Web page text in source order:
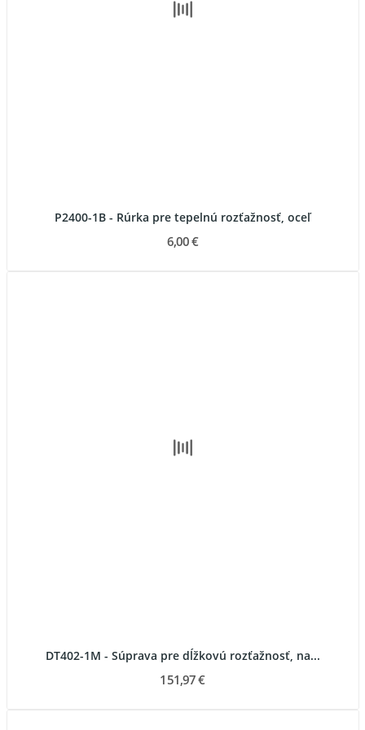
P2400-1B - Rúrka pre tepelnú rozťažnosť, oceľ
6,00 €
DT402-1M - Súprava pre dĺžkovú rozťažnosť, na...
151,97 €